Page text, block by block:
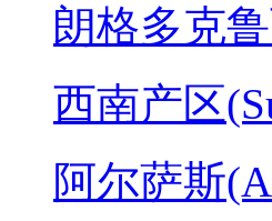
朗格多克
西南产区
阿尔萨斯